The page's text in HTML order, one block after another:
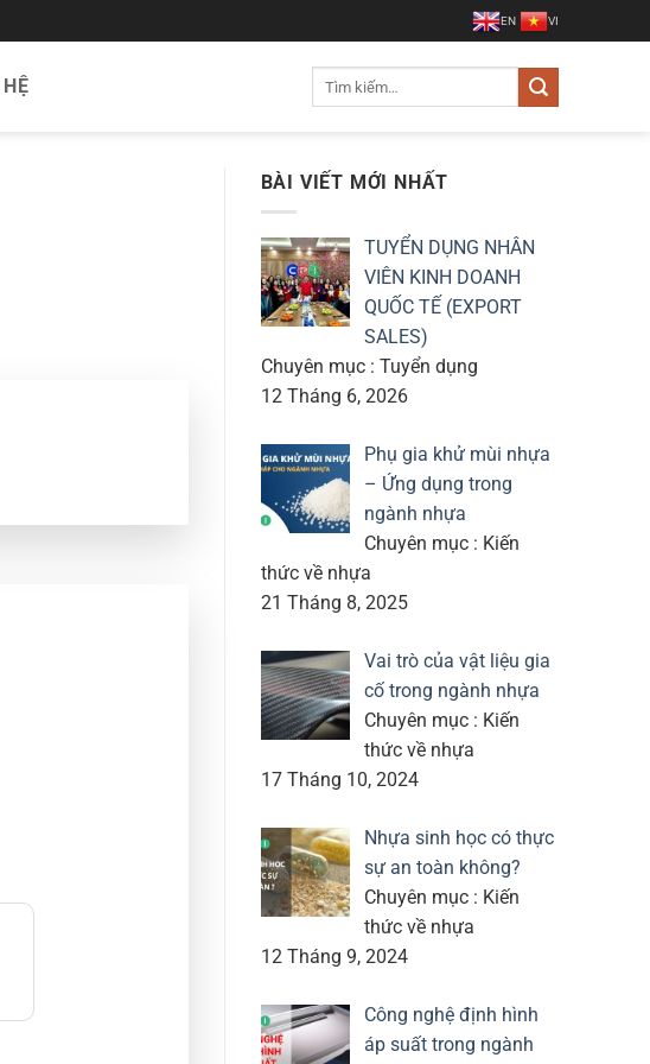
EN VI
BÀI VIẾT MỚI NHẤT
TUYỂN DỤNG NHÂN
VIÊN KINH DOANH
QUỐC TẾ (EXPORT
SALES)
Chuyên mục : Tuyển dụng
12 Tháng 6, 2026
Phụ gia khử mùi nhựa
– Ứng dụng trong
ngành nhựa
Chuyên mục : Kiến
thức về nhựa
21 Tháng 8, 2025
Vai trò của vật liệu gia
cố trong ngành nhựa
Chuyên mục : Kiến
thức về nhựa
17 Tháng 10, 2024
Nhựa sinh học có thực
sự an toàn không?
Chuyên mục : Kiến
thức về nhựa
12 Tháng 9, 2024
Công nghệ định hình
áp suất trong ngành